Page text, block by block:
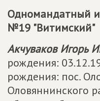
Одномандатный
№19 "Витимский"
Акчуваков Игорь
рождения:
рождения: пос.
Оловяннинского